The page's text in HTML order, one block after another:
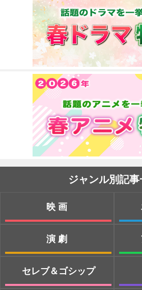
ジャンル別記事
映画
演劇
セレブ＆ゴシップ